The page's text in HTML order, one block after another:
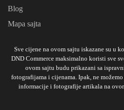
Blog
Mapa sajta
Sve cijene na ovom sajtu iskazane su u
DND Commerce maksimalno koristi sve
ovom sajtu budu prikazani sa
fotografijama i cijenama. Ipak, ne
informacije i fotografije artikala na